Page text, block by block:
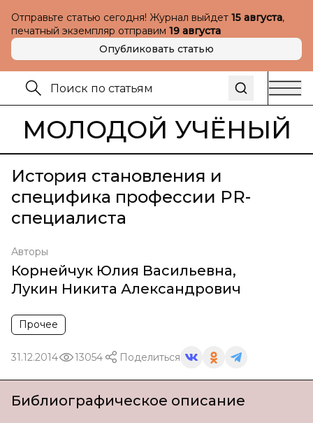
Отправьте статью сегодня! Журнал выйдет 15 августа,
печатный экземпляр отправим 19 августа
Опубликовать статью
МОЛОДОЙ УЧЁНЫЙ
История становления и
специфика профессии PR-
специалиста
Авторы
Корнейчук Юлия Васильевна,
Лукин Никита Александрович
Прочее
31.12.2014 13054 Поделиться
Библиографическое описание